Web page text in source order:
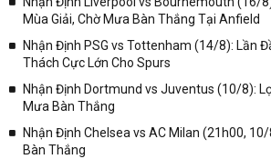
Mùa Giải, Chờ Mưa Bàn Thắng Tại Anfield
Nhận Định PSG vs Tottenham (14/8): Lần
Thách Cực Lớn Cho Spurs
Nhận Định Dortmund vs Juventus (10/8):
Mưa Bàn Thắng
Nhận Định Chelsea vs AC Milan (21h00,
Bàn Thắng